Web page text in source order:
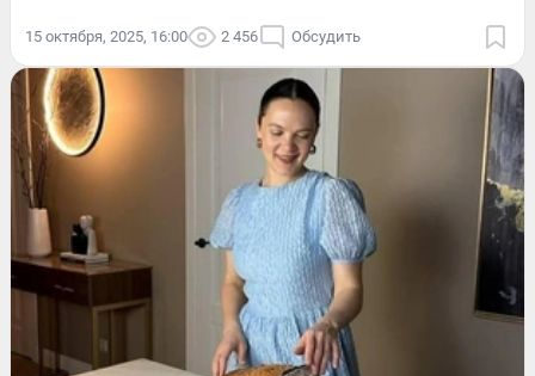
15 октября, 2025, 16:00 2 456 Обсудить